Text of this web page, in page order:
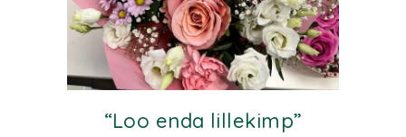
“Loo enda lillekimp”